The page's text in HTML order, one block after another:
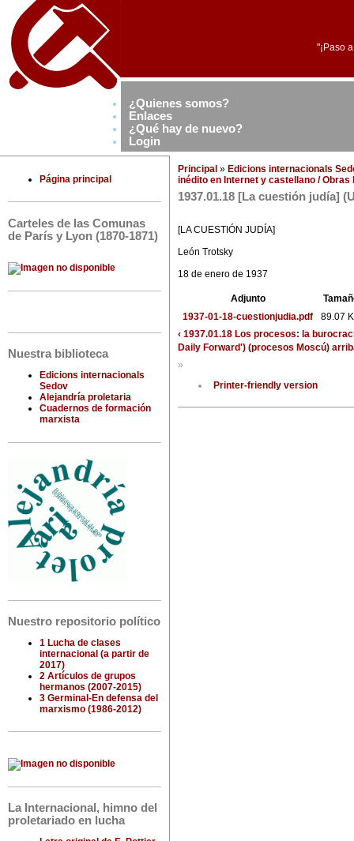
"¡Paso
¿Quienes somos?
Enlaces
¿Qué hay de nuevo?
Login
Página principal
Carteles de las Comunas
de París y Lyon (1870-1871)
Nuestra biblioteca
Edicions internacionals
Sedov
Alejandría proletaria
Cuadernos de formación
marxista
Nuestro repositorio político
1 Lucha de clases
internacional (a partir de
2017)
2 Artículos de grupos
hermanos (2007-2015)
3 Germinal-En defensa del
marxismo (1986-2012)
La Internacional, himno del
proletariado en lucha
Principal » Edicions internacionals
inédito en Internet y castellano / Obras
1937.01.18 [La cuestión judía]
[LA CUESTIÓN JUDÍA]
León Trotsky
18 de enero de 1937
Adjunto
1937-01-18-cuestionjudia.pdf
89.07
‹ 1937.01.18 Los procesos: la
Daily Forward') (procesos Moscú)
»
Printer-friendly version